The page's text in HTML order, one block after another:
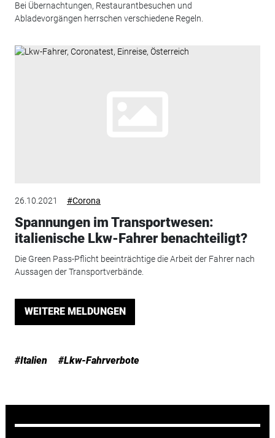
Bei Übernachtungen, Restaurantbesuchen und
Abladevorgängen herrschen verschiedene Regeln.
26.10.2021 #Corona
Spannungen im Transportwesen:
italienische Lkw-Fahrer benachteiligt?
Die Green Pass-Pflicht beeinträchtige die Arbeit der Fahrer nach
Aussagen der Transportverbände.
WEITERE MELDUNGEN
#Italien #Lkw-Fahrverbote